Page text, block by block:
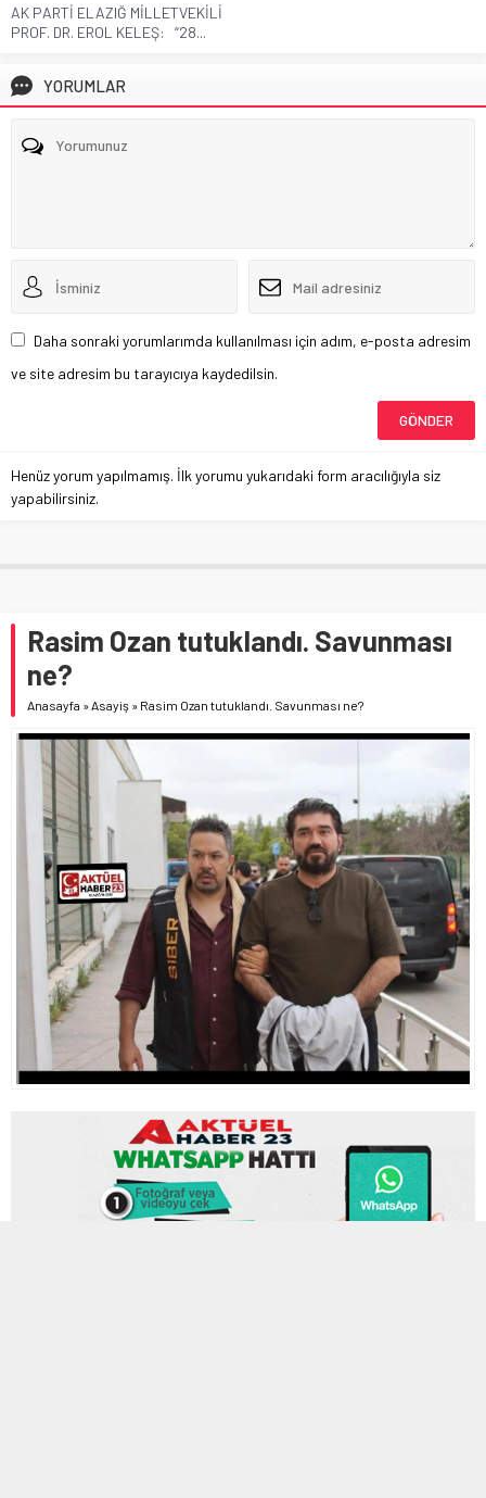
AK PARTİ ELAZIĞ MİLLETVEKİLİ
PROF. DR. EROL KELEŞ: “28...
YORUMLAR
Daha sonraki yorumlarımda kullanılması için adım, e-posta adresim
ve site adresim bu tarayıcıya kaydedilsin.
Henüz yorum yapılmamış. İlk yorumu yukarıdaki form aracılığıyla siz
yapabilirsiniz.
Rasim Ozan tutuklandı. Savunması
ne?
Anasayfa »Asayiş » Rasim Ozan tutuklandı. Savunması ne?